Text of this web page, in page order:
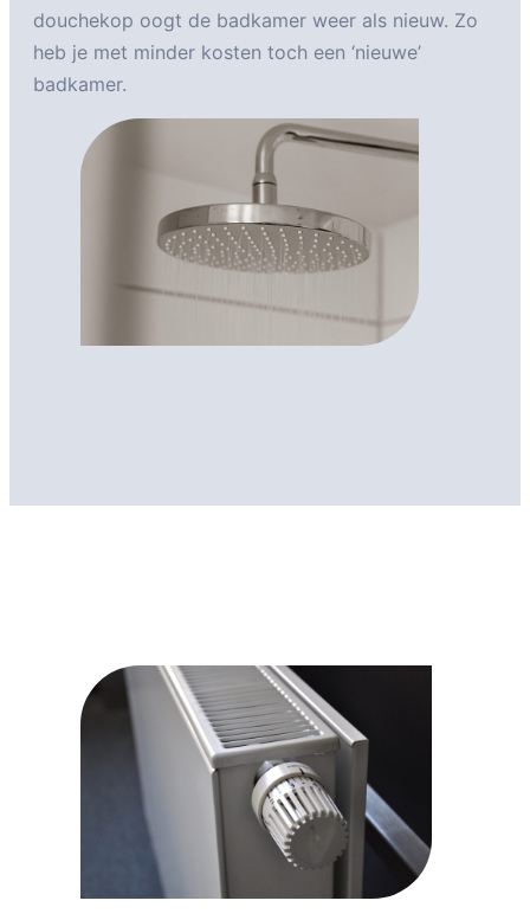
douchekop oogt de badkamer weer als nieuw. Zo
heb je met minder kosten toch een ‘nieuwe’
badkamer.